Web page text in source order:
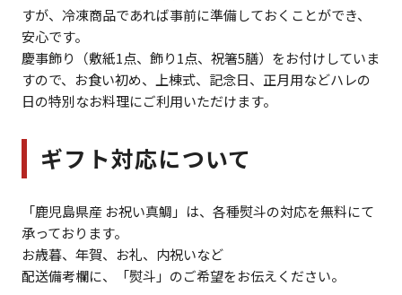
すが、冷凍商品であれば事前に準備しておくことができ、
安心です。
慶事飾り（敷紙1点、飾り1点、祝箸5膳）をお付けしていま
すので、お食い初め、上棟式、記念日、正月用などハレの
日の特別なお料理にご利用いただけます。
ギフト対応について
「鹿児島県産 お祝い真鯛」は、各種熨斗の対応を無料にて
承っております。
お歳暮、年賀、お礼、内祝いなど
配送備考欄に、「熨斗」のご希望をお伝えください。